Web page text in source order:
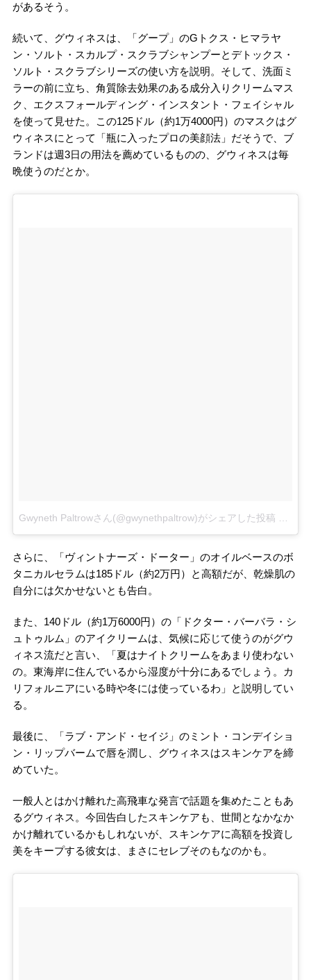
があるそう。
続いて、グウィネスは、「グープ」のGトクス・ヒマラヤ
ン・ソルト・スカルプ・スクラブシャンプーとデトックス・
ソルト・スクラブシリーズの使い方を説明。そして、洗面ミ
ラーの前に立ち、角質除去効果のある成分入りクリームマス
ク、エクスフォールディング・インスタント・フェイシャル
を使って見せた。この125ドル（約1万4000円）のマスクはグ
ウィネスにとって「瓶に入ったプロの美顔法」だそうで、ブ
ランドは週3日の用法を薦めているものの、グウィネスは毎
晩使うのだとか。
Gwyneth Paltrowさん(@gwynethpaltrow)がシェアした投稿 2018
さらに、「ヴィントナーズ・ドーター」のオイルベースのボ
タニカルセラムは185ドル（約2万円）と高額だが、乾燥肌の
自分には欠かせないとも告白。
また、140ドル（約1万6000円）の「ドクター・バーバラ・シ
ュトゥルム」のアイクリームは、気候に応じて使うのがグウ
ィネス流だと言い、「夏はナイトクリームをあまり使わない
の。東海岸に住んでいるから湿度が十分にあるでしょう。カ
リフォルニアにいる時や冬には使っているわ」と説明してい
る。
最後に、「ラブ・アンド・セイジ」のミント・コンデイショ
ン・リップバームで唇を潤し、グウィネスはスキンケアを締
めていた。
一般人とはかけ離れた高飛車な発言で話題を集めたこともあ
るグウィネス。今回告白したスキンケアも、世間となかなか
かけ離れているかもしれないが、スキンケアに高額を投資し
美をキープする彼女は、まさにセレブそのもなのかも。